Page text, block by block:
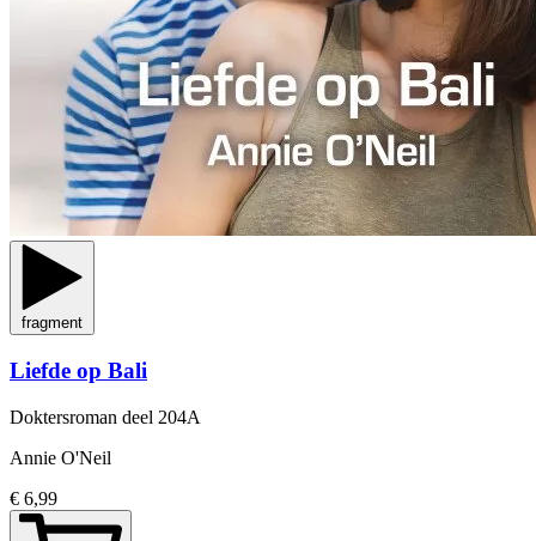
fragment
Liefde op Bali
Doktersroman deel 204A
Annie O'Neil
€ 6,99